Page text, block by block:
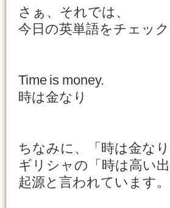
さぁ、それでは、
今日の英単語をチェッ
Time is money.
時は金なり
ちなみに、「時は金な
ギリシャの「時は高い
起源と言われています。